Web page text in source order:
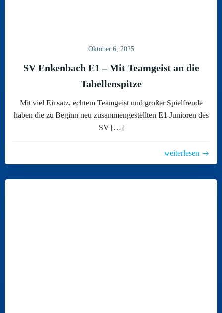
Oktober 6, 2025
SV Enkenbach E1 – Mit Teamgeist an die
Tabellenspitze
Mit viel Einsatz, echtem Teamgeist und großer Spielfreude
haben die zu Beginn neu zusammengestellten E1-Junioren des
SV […]
weiterlesen